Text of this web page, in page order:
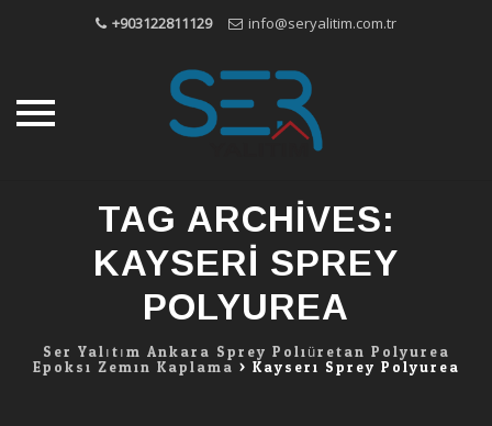
+903122811129 info@seryalitim.com.tr
TAG ARCHIVES:
KAYSERI SPREY
POLYUREA
Ser Yalıtım Ankara Sprey Poliüretan Polyurea
Epoksi Zemin Kaplama > Kayseri Sprey Polyurea